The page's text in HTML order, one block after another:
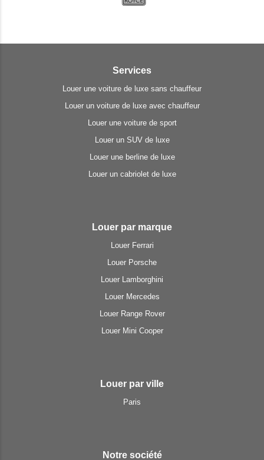
Services
Louer une voiture de luxe sans chauffeur
Louer un voiture de luxe avec chauffeur
Louer une voiture de sport
Louer un SUV de luxe
Louer une berline de luxe
Louer un cabriolet de luxe
Louer par marque
Louer Ferrari
Louer Porsche
Louer Lamborghini
Louer Mercedes
Louer Range Rover
Louer Mini Cooper
Louer par ville
Paris
Notre société